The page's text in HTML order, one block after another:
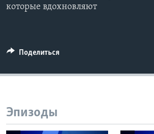
которые вдохновляют
Поделиться
Эпизоды